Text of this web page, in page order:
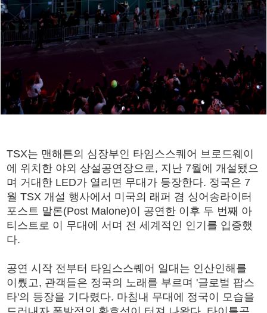
TSX는 맨해튼의 심장부인 타임스스퀘어 브로드웨이
에 위치한 야외 상설공연장으로, 지난 7월에 개설됐으
며 거대한 LED가 열리면 무대가 등장한다. 정국은 7
월 TSX 개설 행사에서 미국의 래퍼 겸 싱어송라이터
포스트 말론(Post Malone)이 공연한 이후 두 번째 아
티스트로 이 무대에 서며 전 세계적인 인기를 입증했
다.
공연 시작 전부터 타임스스퀘어 일대는 인산인해를
이뤘고, 관객들은 정국의 노래를 부르며 '글로벌 팝스
타'의 등장을 기다렸다. 마침내 무대에 정국이 모습을